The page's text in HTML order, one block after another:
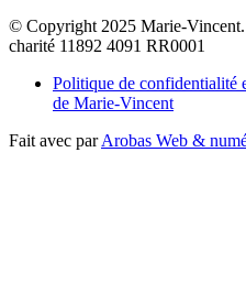
© Copyright 2025 Marie-Vincent.
charité 11892 4091 RR0001
Politique de confidentialité
de Marie-Vincent
Fait avec parArobas Web &